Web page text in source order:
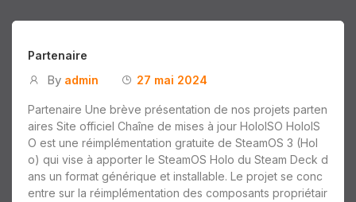
Partenaire
By admin 27 mai 2024
Partenaire Une brève présentation de nos projets parten
aires Site officiel Chaîne de mises à jour HoloISO HoloIS
O est une réimplémentation gratuite de SteamOS 3 (Hol
o) qui vise à apporter le SteamOS Holo du Steam Deck d
ans un format générique et installable. Le projet se conc
entre sur la réimplémentation des composants propriétair